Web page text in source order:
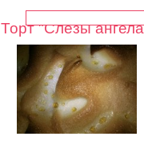
Торт "Слезы